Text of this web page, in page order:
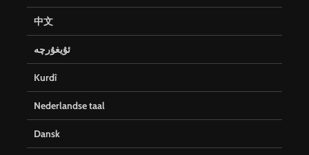
中文
ئۇيغۇرچە
Kurdî
Nederlandse taal
Dansk